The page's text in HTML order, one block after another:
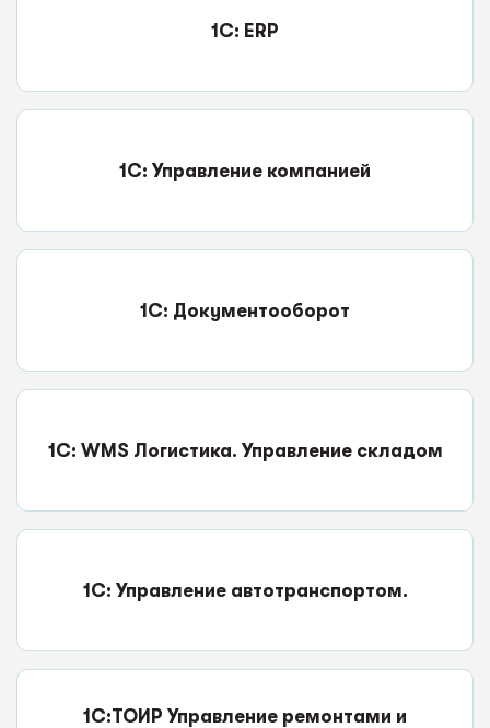
1C: ERP
1С: Управление компанией
1С: Документооборот
1С: WMS Логистика. Управление складом
1С: Управление автотранспортом.
1С:ТОИР Управление ремонтами и